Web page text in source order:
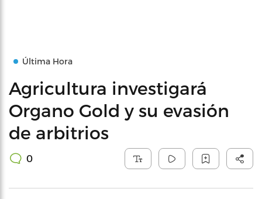
Última Hora
Agricultura investigará
Organo Gold y su evasión
de arbitrios
0